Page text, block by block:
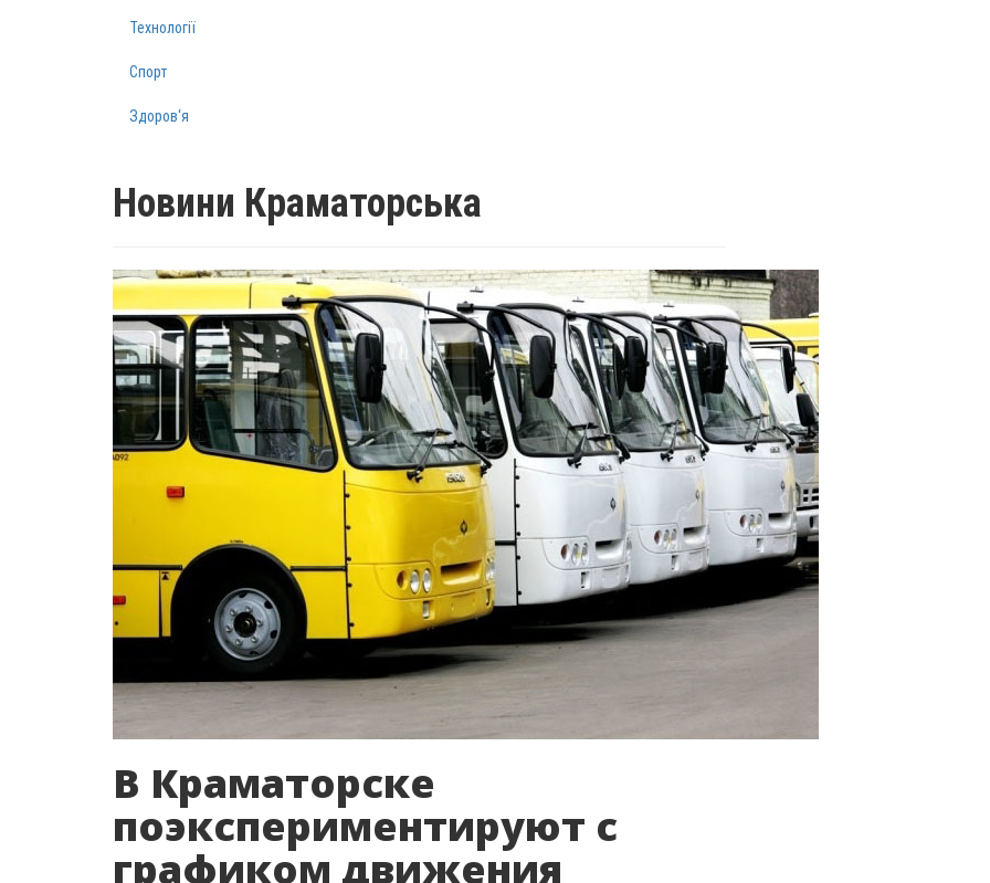
Технології
Спорт
Здоров‘я
Новини Краматорська
В Краматорске
поэкспериментируют с
графиком движения